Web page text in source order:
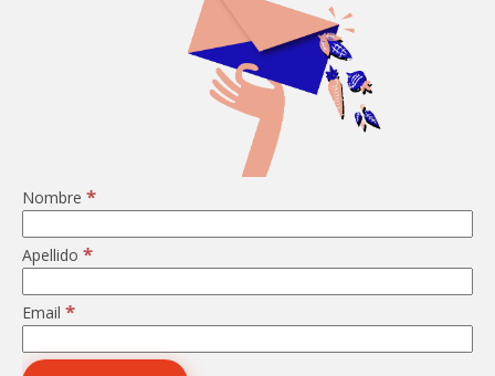
Nombre *
Apellido *
Email *